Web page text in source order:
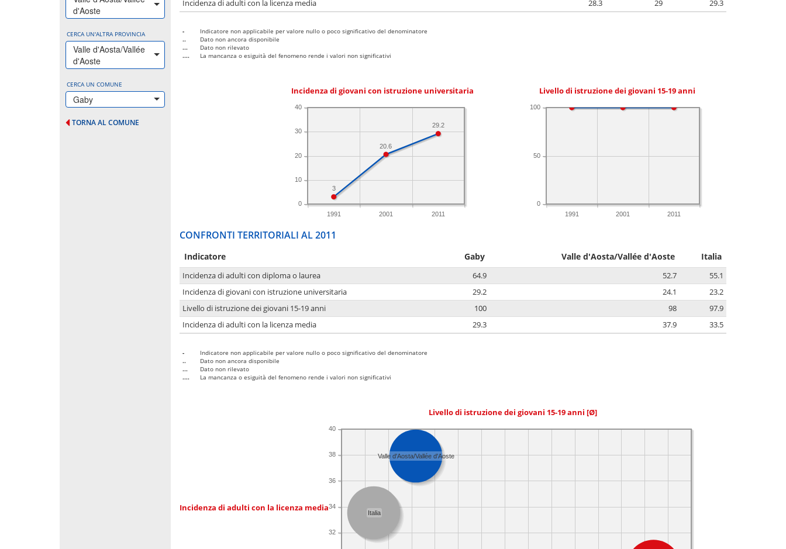
d'Aoste
CERCA UN'ALTRA PROVINCIA
Valle d'Aosta/Vallée
d'Aoste
CERCA UN COMUNE
Gaby
TORNA AL COMUNE
Incidenza di adulti con la licenza media
28.3 29 29.3
-
Indicatore non applicabile per valore nullo o poco significativo del denominatore
..
Dato non ancora disponibile
...
Dato non rilevato
....
La mancanza o esiguità del fenomeno rende i valori non significativi
Incidenza di giovani con istruzione universitaria
1991 2001 2011
0
10
20
30
40
29.2
20.6
3
Livello di istruzione dei giovani 15-19 anni
1991 2001 2011
0
50
100
CONFRONTI TERRITORIALI AL 2011
Indicatore Gaby Valle d'Aosta/Vallée d'Aoste Italia
Incidenza di adulti con diploma o laurea 64.9 52.7
55.1
Incidenza di giovani con istruzione universitaria
29.2 24.1
23.2
Livello di istruzione dei giovani 15-19 anni
100 98
97.9
Incidenza di adulti con la licenza media
29.3 37.9 33.5
-
Indicatore non applicabile per valore nullo o poco significativo del denominatore
..
Dato non ancora disponibile
...
Dato non rilevato
....
La mancanza o esiguità del fenomeno rende i valori non significativi
Livello di istruzione dei giovani 15-19 anni [Ø]
Incidenza di adulti con la licenza media
32
34
36
38
40
Valle d'Aosta/Vallée d'Aoste
Italia